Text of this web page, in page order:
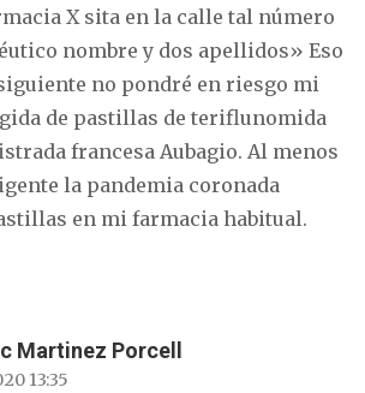
X sita en la calle tal número
nombre y dos apellidos» Eso
no pondré en riesgo mi
de pastillas de teriflunomida
francesa Aubagio. Al menos
la pandemia coronada
en mi farmacia habitual.
Martinez Porcell
13:35